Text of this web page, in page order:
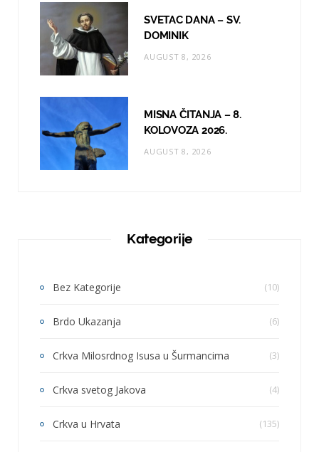
SVETAC DANA – SV.
DOMINIK
AUGUST 8, 2026
MISNA ČITANJA – 8.
KOLOVOZA 2026.
AUGUST 8, 2026
Kategorije
Bez Kategorije (10)
Brdo Ukazanja (6)
Crkva Milosrdnog Isusa u Šurmancima (3)
Crkva svetog Jakova (4)
Crkva u Hrvata (135)